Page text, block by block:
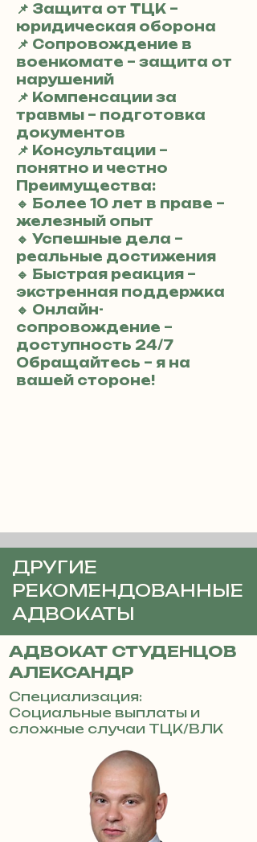
📌 Защита от ТЦК –
юридическая оборона
📌 Сопровождение в
военкомате – защита от
нарушений
📌 Компенсации за
травмы – подготовка
документов
📌 Консультации –
понятно и честно
Преимущества:
🔹 Более 10 лет в праве –
железный опыт
🔹 Успешные дела –
реальные достижения
🔹 Быстрая реакция –
экстренная поддержка
🔹 Онлайн-
сопровождение –
доступность 24/7
Обращайтесь – я на
вашей стороне!
ДРУГИЕ
РЕКОМЕНДОВАННЫЕ
АДВОКАТЫ
АДВОКАТ СТУДЕНЦОВ
АЛЕКСАНДР
Специализация:
Социальные выплаты и
сложные случаи ТЦК/ВЛК